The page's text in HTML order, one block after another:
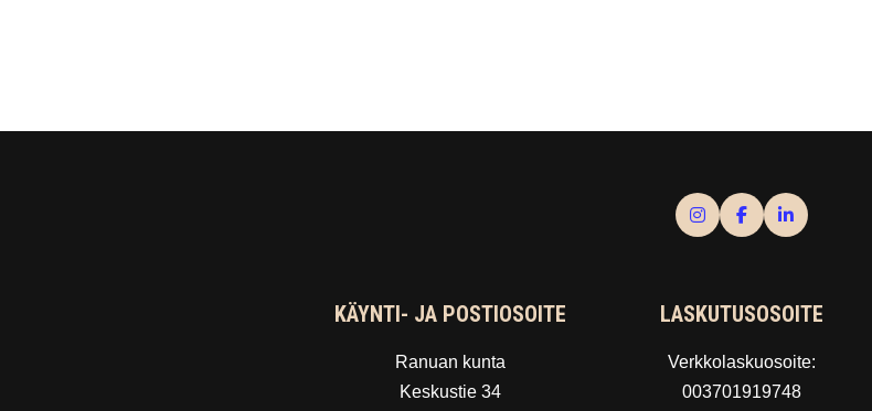
KÄYNTI- JA POSTIOSOITE
Ranuan kunta
Keskustie 34
LASKUTUSOSOITE
Verkkolaskuosoite:
003701919748